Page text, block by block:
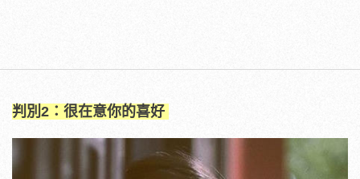
判別2：很在意你的喜好